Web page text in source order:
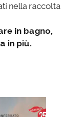
nella raccolta
in bagno,
in più.